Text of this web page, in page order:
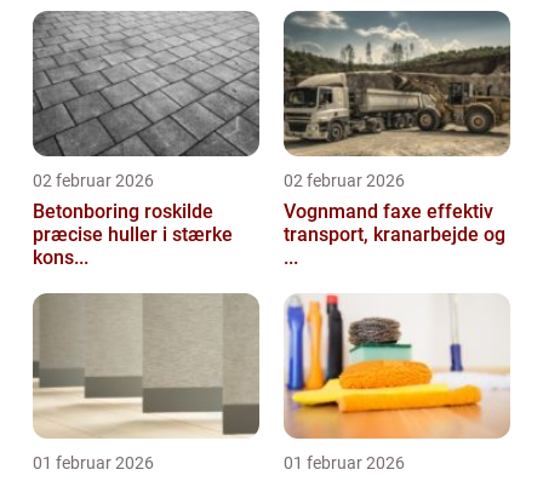
02 februar 2026
Betonboring roskilde
præcise huller i stærke
kons...
02 februar 2026
Vognmand faxe effektiv
transport, kranarbejde og
...
01 februar 2026 01 februar 2026